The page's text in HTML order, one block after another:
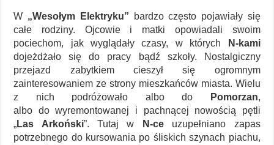
W „Wesołym Elektryku” bardzo często pojawiały się
całe rodziny. Ojcowie i matki opowiadali swoim
pociechom, jak wyglądały czasy, w których
N-kami
dojeżdżało się do pracy bądź szkoły. Nostalgiczny
przejazd zabytkiem cieszył się ogromnym
zainteresowaniem ze strony mieszkańców miasta. Wielu
z nich podróżowało albo do
Pomorzan,
albo do wyremontowanej i pachnącej nowością pętli
„Las Arkoński”. Tutaj w N-ceuzupełniano zapas
potrzebnego do kursowania po śliskich szynach piachu,